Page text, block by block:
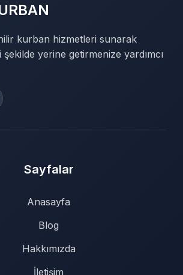
kurban hizmetleri sunarak
yerine getirmenize yardımcı
Sayfalar
Anasayfa
Blog
Hakkımızda
İletişim